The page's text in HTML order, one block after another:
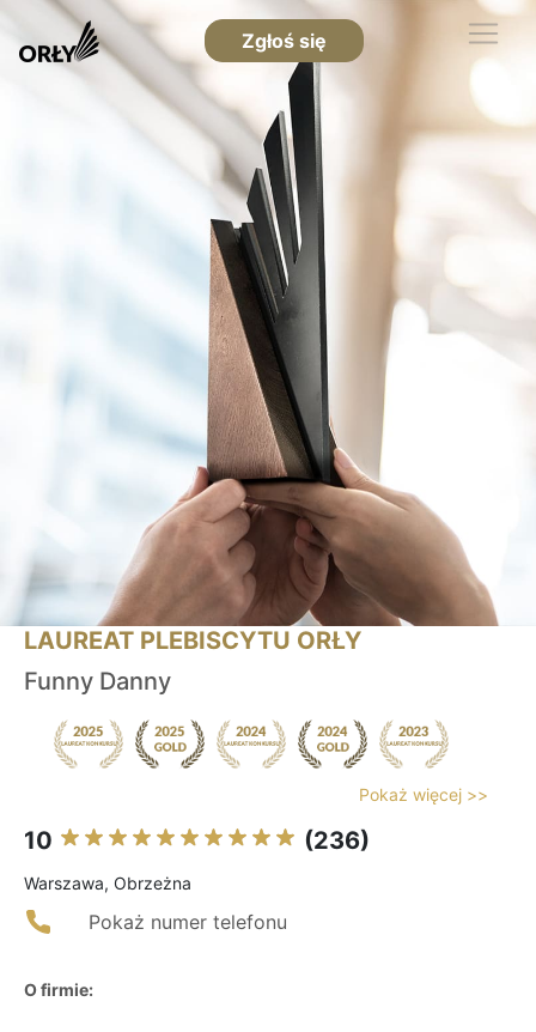
Zgłoś się
LAUREAT PLEBISCYTU ORŁY
Funny Danny
Pokaż więcej >>
10 (236)
Warszawa, Obrzeżna
Pokaż numer telefonu
O firmie: